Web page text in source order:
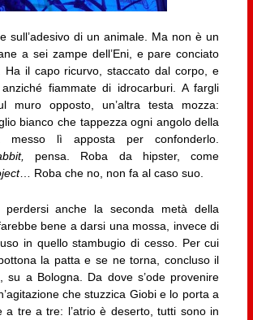
sull’adesivo di un animale. Ma non è un
a sei zampe dell’Eni, e pare conciato
Ha il capo ricurvo, staccato dal corpo, e
fiammate di idrocarburi. A fargli
muro opposto, un’altra testa mozza:
bianco che tappezza ogni angolo della
messo lì apposta per confonderlo.
pensa. Roba da hipster, come
… Roba che no, non fa al caso suo.
anche la seconda metà della
bene a darsi una mossa, invece di
in quello stambugio di cesso. Per cui
la patta e se ne torna, concluso il
su a Bologna. Da dove s’ode provenire
che stuzzica Giobi e lo porta a
a tre a tre: l’atrio è deserto, tutti sono in